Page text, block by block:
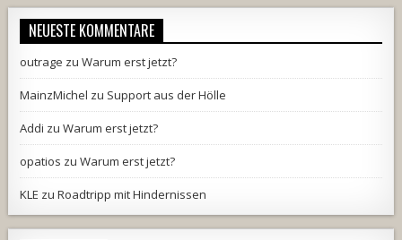
NEUESTE KOMMENTARE
outrage zuWarum erst jetzt?
MainzMichel zu Support aus der Hölle
Addi zuWarum erst jetzt?
opatios zuWarum erst jetzt?
KLE zuRoadtripp mit Hindernissen